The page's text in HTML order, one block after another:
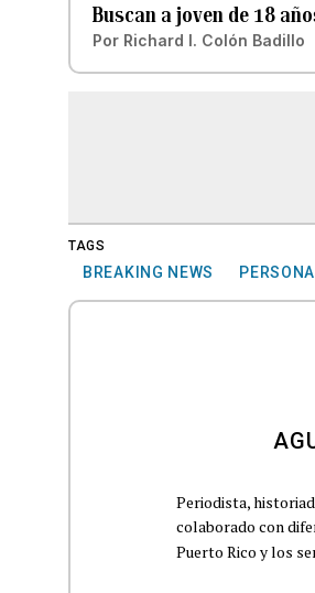
Buscan a joven de 18
Por Richard I. Colón Badillo
TAGS
BREAKING NEWS
Periodista,
colaborado con
Puerto Rico y los